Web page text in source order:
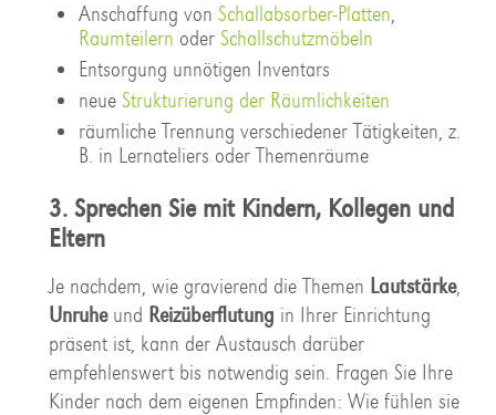
Anschaffung von Schallabsorber-Platten,
Raumteilern oder Schallschutzmöbeln
Entsorgung unnötigen Inventars
neue Strukturierung der Räumlichkeiten
räumliche Trennung verschiedener Tätigkeiten, z.
B. in Lernateliers oder Themenräume
3. Sprechen Sie mit Kindern, Kollegen und
Eltern
Je nachdem, wie gravierend die Themen Lautstärke,
Unruheund Reizüberflutung in Ihrer Einrichtung
präsent ist, kann der Austausch darüber
empfehlenswert bis notwendig sein. Fragen Sie Ihre
Kinder nach dem eigenen Empfinden: Wie fühlen sie